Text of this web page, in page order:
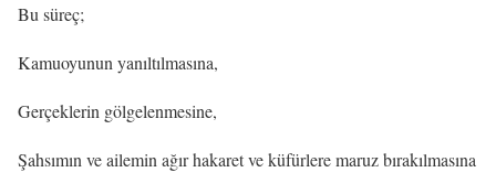
Bu süreç;
Kamuoyunun yanıltılmasına,
Gerçeklerin gölgelenmesine,
Şahsımın ve ailemin ağır hakaret ve küfürlere maruz bırakılmasına